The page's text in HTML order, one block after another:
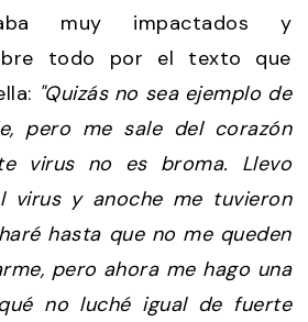
muy impactados y
todo por el texto que
"Quizás no sea ejemplo de
pero me sale del corazón
virus no es broma. Llevo
virus y anoche me tuvieron
hasta que no me queden
pero ahora me hago una
no luché igual de fuerte